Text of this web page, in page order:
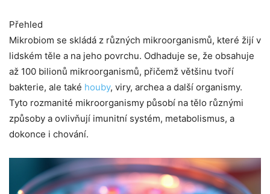
Přehled
Mikrobiom se skládá z různých mikroorganismů, které žijí v
lidském těle a na jeho povrchu. Odhaduje se, že obsahuje
až 100 bilionů mikroorganismů, přičemž většinu tvoří
bakterie, ale také houby, viry, archea a další organismy.
Tyto rozmanité mikroorganismy působí na tělo různými
způsoby a ovlivňují imunitní systém, metabolismus, a
dokonce i chování.